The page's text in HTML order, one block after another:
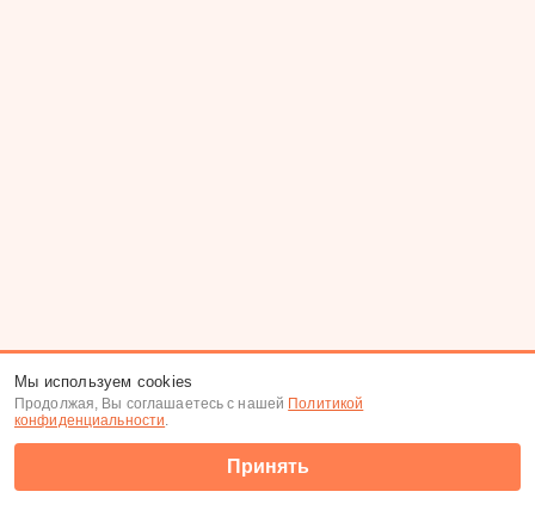
Мы используем cookies
Продолжая, Вы соглашаетесь с нашей Политикой
конфиденциальности.
Принять